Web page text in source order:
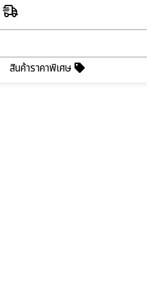
สินค้าราคาพิเศษ